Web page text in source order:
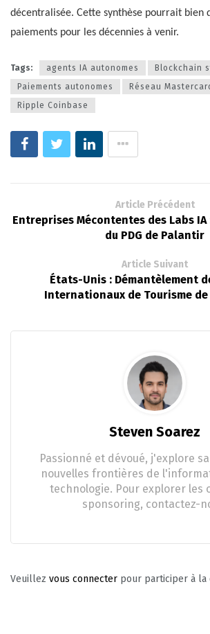
décentralisée. Cette synthèse pourrait bien
paiements pour les décennies à venir.
Tags: agents IA autonomes
Blockchain
Paiements autonomes
Réseau
Ripple Coinbase
Article Précédent
Entreprises Mécontentes des Labs IA
du PDG de Palantir
Article Suivant
États-Unis : Démantèlement
Internationaux de Tourisme de
Steven Soarez
Passionné et dévoué, j'explore
nouvelles frontières de
technologie. Pour explorer les
sponsoring, contactez-
Veuillez vous connecter pour participer à la